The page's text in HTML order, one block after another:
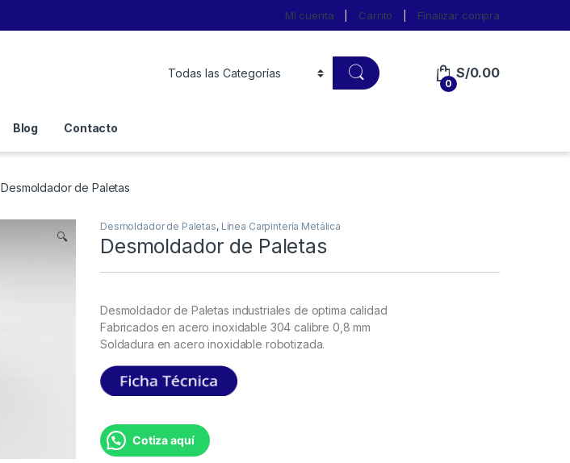
Mi cuenta Carrito Finalizar compra
0
S/0.00
Blog Contacto
Desmoldador de Paletas
🔍
Desmoldador de Paletas, Línea Carpintería Metálica
Desmoldador de Paletas
Desmoldador de Paletas industriales de optima calidad
Fabricados en acero inoxidable 304 calibre 0,8 mm
Soldadura en acero inoxidable robotizada.
Cotiza aquí